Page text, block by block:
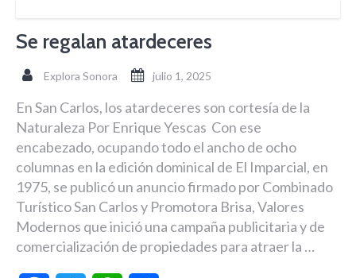
Se regalan atardeceres
Explora Sonora julio 1, 2025
En San Carlos, los atardeceres son cortesía de la
Naturaleza Por Enrique Yescas Con ese
encabezado, ocupando todo el ancho de ocho
columnas en la edición dominical de El Imparcial, en
1975, se publicó un anuncio firmado por Combinado
Turístico San Carlos y Promotora Brisa, Valores
Modernos que inició una campaña publicitaria y de
comercialización de propiedades para atraer la …